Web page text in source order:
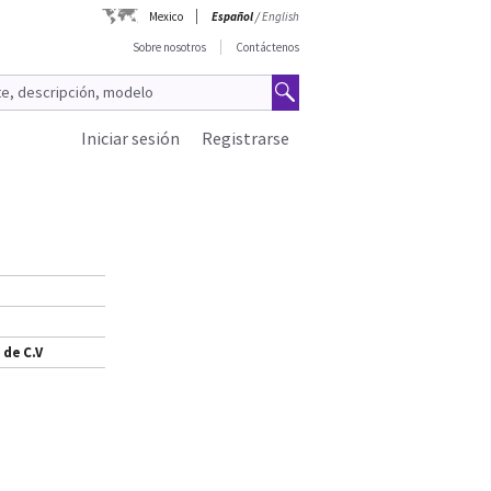
Mexico Español/English
Sobre nosotros
Contáctenos
Registrarse
Iniciar sesión
C.V